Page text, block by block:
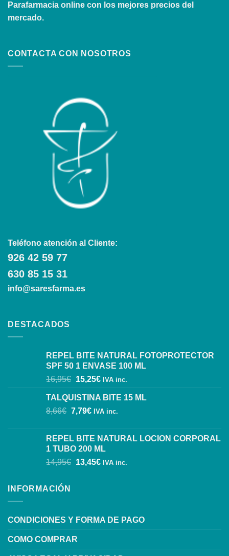
Parafarmacia online con los mejores precios del
mercado.
CONTACTA CON NOSOTROS
Teléfono atención al Cliente:
926 42 59 77
630 85 15 31
info@saresfarma.es
DESTACADOS
REPEL BITE NATURAL FOTOPROTECTOR
SPF 50 1 ENVASE 100 ML
16,95€ 15,25€ IVA inc.
TALQUISTINA BITE 15 ML
8,66€ 7,79€ IVA inc.
REPEL BITE NATURAL LOCION CORPORAL
1 TUBO 200 ML
14,95€ 13,45€ IVA inc.
INFORMACIÓN
CONDICIONES Y FORMA DE PAGO
COMO COMPRAR